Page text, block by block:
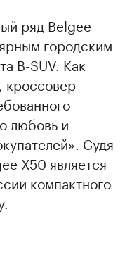
ряд Belgee
городским
B-SUV. Как
кроссовер
любовь и
Судя
Х50 является
компактного